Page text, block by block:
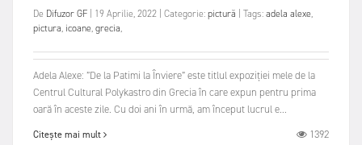
De Difuzor GF 19 Aprilie, 2022 Categorie:pictură Tags:adela alexe,
pictura, icoane,grecia,
Adela Alexe: ”De la Patimi la Înviere” este titlul expoziției mele de la
Centrul Cultural Polykastro din Grecia în care expun pentru prima
oară în aceste zile. Cu doi ani în urmă, am început lucrul e...
Citește mai mult 1392